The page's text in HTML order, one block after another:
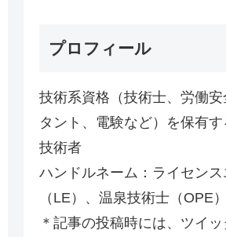
プロフィール
技術系資格（技術士、労働
タント、電験など）を保有
技術者
ハンドルネーム：ライセン
（LE）、温泉技術士（OPE）
＊記事の投稿時には、ツイ